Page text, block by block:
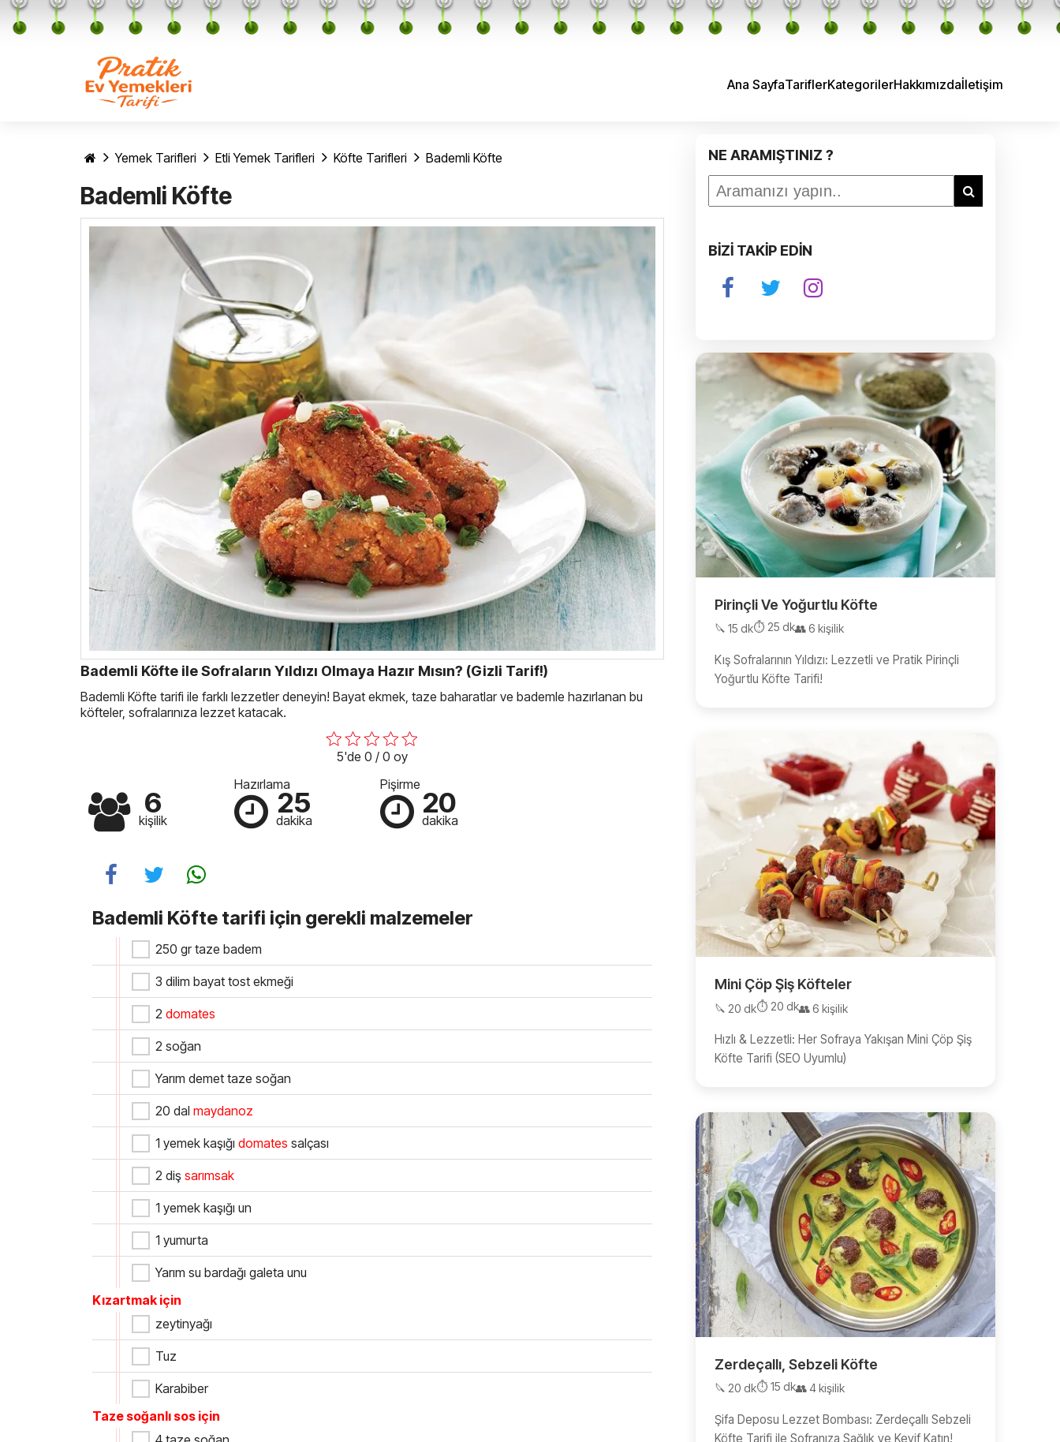
Ana SayfaTariflerKategorilerHakkımızdaİletişim
Yemek Tarifleri Etli Yemek Tarifleri Köfte Tarifleri Bademli Köfte
Bademli Köfte
Bademli Köfte ile Sofraların Yıldızı Olmaya Hazır Mısın? (Gizli Tarif!)
Bademli Köfte tarifi ile farklı lezzetler deneyin! Bayat ekmek, taze baharatlar ve bademle hazırlanan bu
köfteler, sofralarınıza lezzet katacak.
5'de 0 / 0 oy
6
kişilik
Hazırlama
25
dakika
Pişirme
20
dakika
Bademli Köfte tarifi için gerekli malzemeler
250 gr taze badem
3 dilim bayat tost ekmeği
2 domates
2 soğan
Yarım demet taze soğan
20 dal maydanoz
1 yemek kaşığı domates salçası
2 diş sarımsak
1 yemek kaşığı un
1 yumurta
Yarım su bardağı galeta unu
Kızartmak için
zeytinyağı
Tuz
Karabiber
Taze soğanlı sos için
NE ARAMIŞTINIZ ?
BİZİ TAKİP EDİN
Pirinçli Ve Yoğurtlu Köfte
🔪 15 dk⏱️ 25 dk👥 6 kişilik
Kış Sofralarının Yıldızı: Lezzetli ve Pratik Pirinçli
Yoğurtlu Köfte Tarifi!
Mini Çöp Şiş Köfteler
🔪 20 dk⏱️ 20 dk👥 6 kişilik
Hızlı & Lezzetli: Her Sofraya Yakışan Mini Çöp Şiş
Köfte Tarifi (SEO Uyumlu)
Zerdeçallı, Sebzeli Köfte
🔪 20 dk⏱️ 15 dk👥 4 kişilik
Şifa Deposu Lezzet Bombası: Zerdeçallı Sebzeli
Köfte Tarifi ile Sofranıza Sağlık ve Keyif Katın!